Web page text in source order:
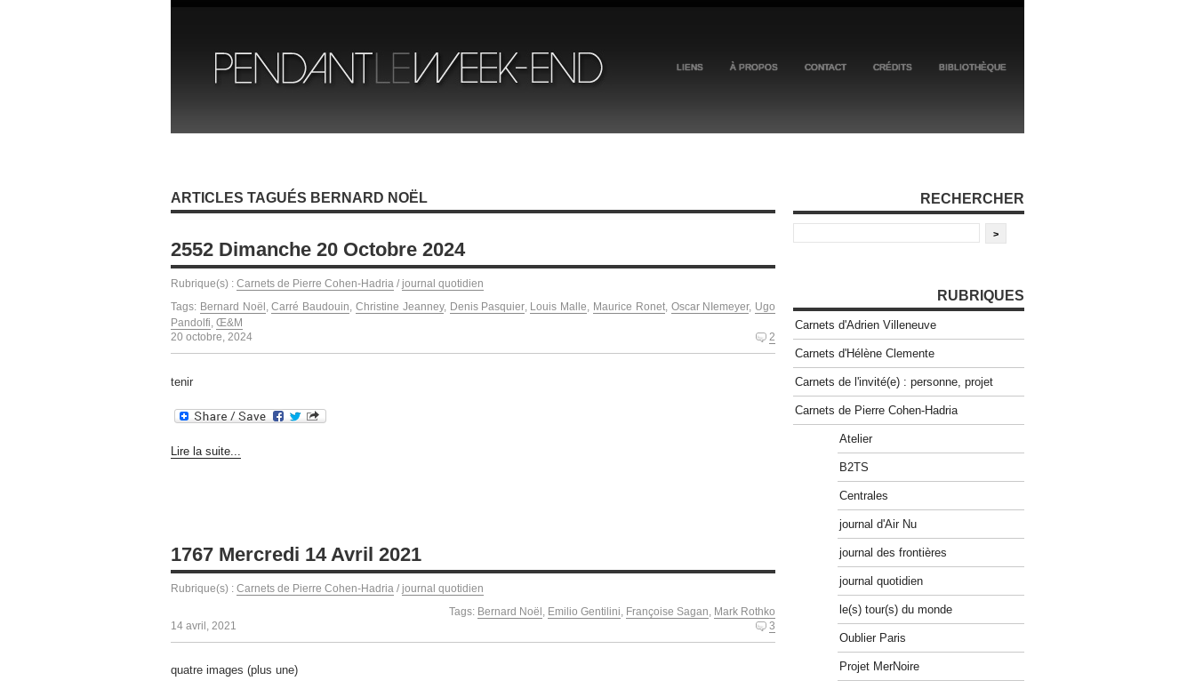
LIENS À PROPOS CONTACT CRÉDITS BIBLIOTHÈQUE
ARTICLES TAGUÉS BERNARD NOËL
2552 Dimanche 20 Octobre 2024
Rubrique(s) : Carnets de Pierre Cohen-Hadria / journal quotidien
Tags: Bernard Noël ,Carré Baudouin,Christine Jeanney, Denis Pasquier, Louis Malle, Maurice Ronet, Oscar NIemeyer, Ugo
Pandolfi, Œ&M
20 octobre, 2024
2
tenir
Lire la suite...
1767 Mercredi 14 Avril 2021
Rubrique(s) : Carnets de Pierre Cohen-Hadria / journal quotidien
Tags: Bernard Noël Emilio Gentilini Françoise Sagan Mark Rothko
14 avril, 2021
3
quatre images (plus une)
RECHERCHER
RUBRIQUES
Carnets d'Adrien Villeneuve
Carnets d'Hélène Clemente
Carnets de l'invité(e) : personne, projet
Carnets de Pierre Cohen-Hadria
Atelier
B2TS
Centrales
journal d'Air Nu
journal des frontières
journal quotidien
le(s) tour(s) du monde
Oublier Paris
Projet MerNoire